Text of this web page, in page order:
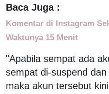
Baca Juga :
Komentar di Instagram
Waktunya 15 Menit
"Apabila sempat ada
sempat di-suspend
maka akun tersebut